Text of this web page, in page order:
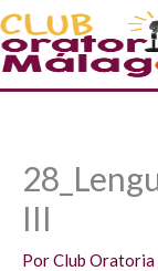
Ir
al
contenido
III
PorClub